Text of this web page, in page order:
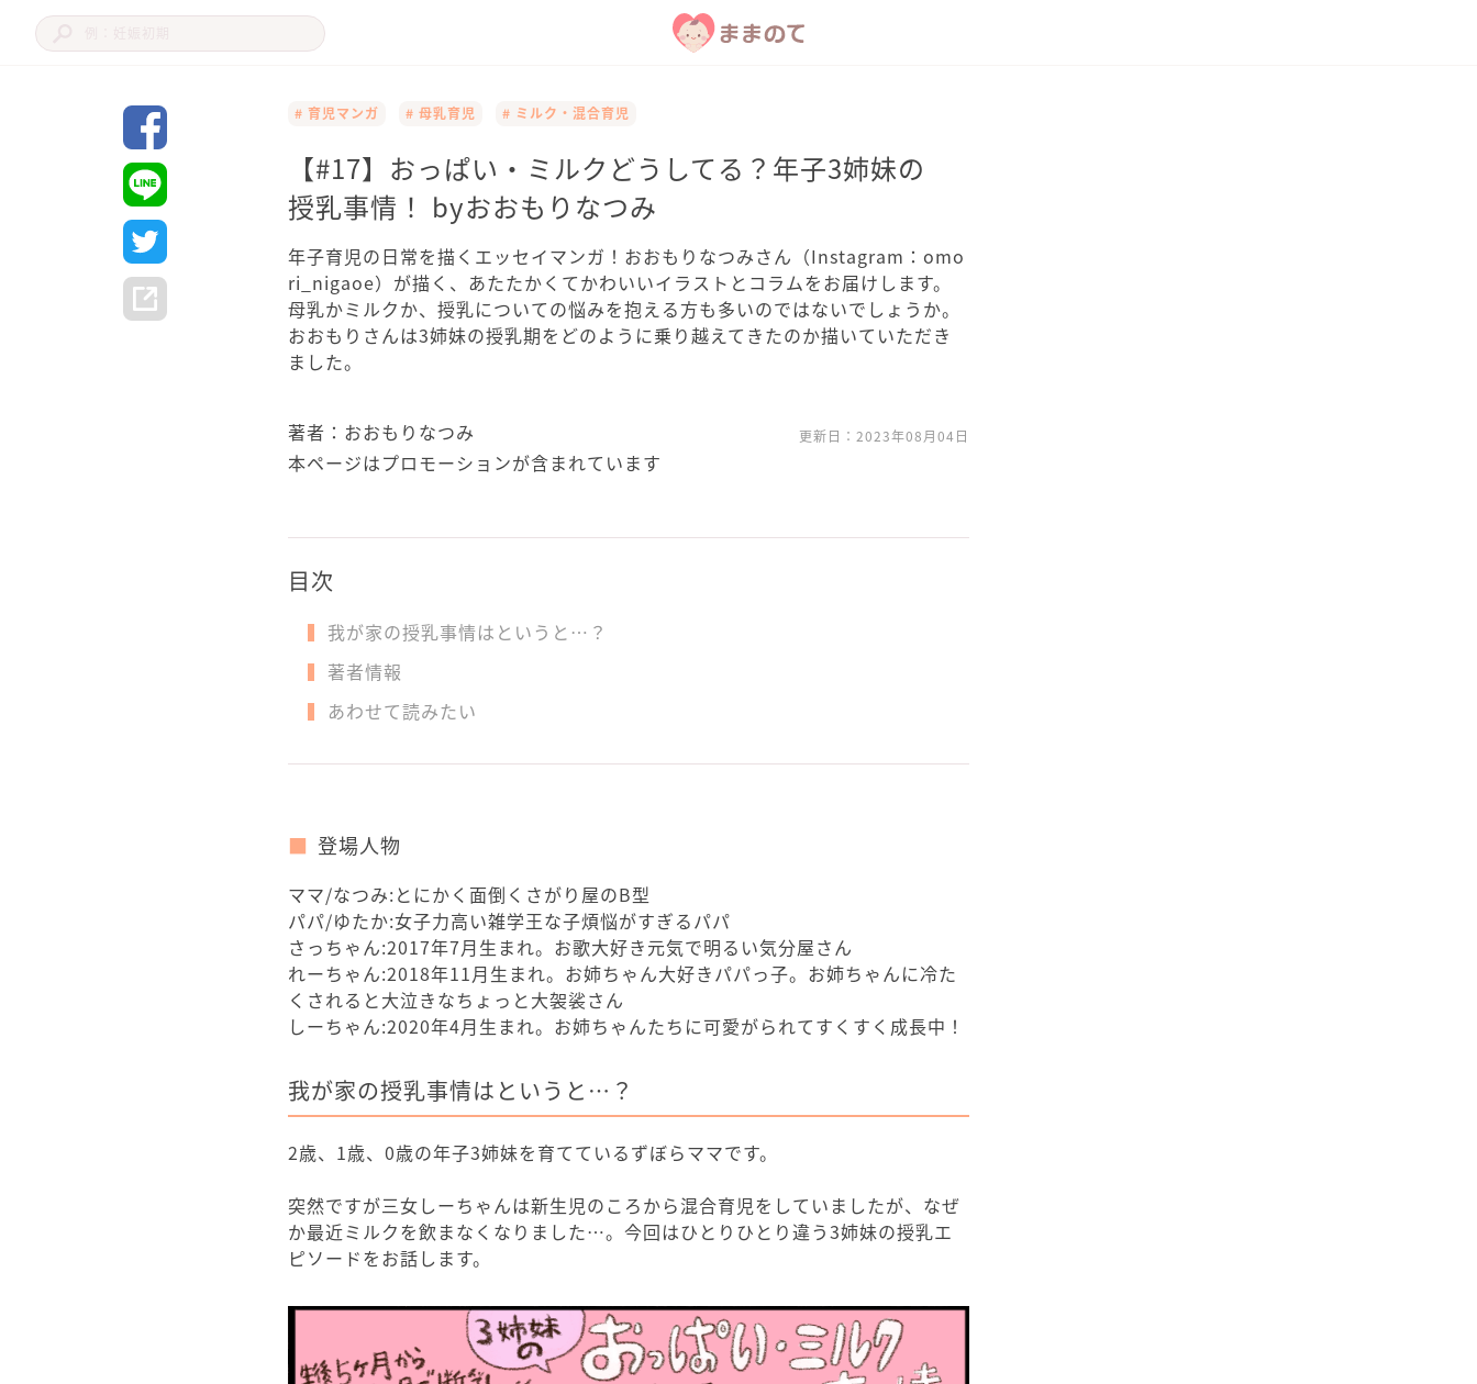
# 育児マンガ # 母乳育児 # ミルク・混合育児
【#17】おっぱい・ミルクどうしてる？年子3姉妹の
授乳事情！ byおおもりなつみ
年子育児の日常を描くエッセイマンガ！おおもりなつみさん（Instagram：omo
ri_nigaoe）が描く、あたたかくてかわいいイラストとコラムをお届けします。
母乳かミルクか、授乳についての悩みを抱える方も多いのではないでしょうか。
おおもりさんは3姉妹の授乳期をどのように乗り越えてきたのか描いていただき
ました。
著者：おおもりなつみ 更新日： 2023年08月04日
本ページはプロモーションが含まれています
目次
我が家の授乳事情はというと…？
著者情報
あわせて読みたい
登場人物
ママ/なつみ:とにかく面倒くさがり屋のB型
パパ/ゆたか:女子力高い雑学王な子煩悩がすぎるパパ
さっちゃん:2017年7月生まれ。お歌大好き元気で明るい気分屋さん
れーちゃん:2018年11月生まれ。お姉ちゃん大好きパパっ子。お姉ちゃんに冷た
くされると大泣きなちょっと大袈裟さん
しーちゃん:2020年4月生まれ。お姉ちゃんたちに可愛がられてすくすく成長中！
我が家の授乳事情はというと…？
2歳、1歳、0歳の年子3姉妹を育てているずぼらママです。
突然ですが三女しーちゃんは新生児のころから混合育児をしていましたが、なぜ
か最近ミルクを飲まなくなりました…。今回はひとりひとり違う3姉妹の授乳エ
ピソードをお話します。